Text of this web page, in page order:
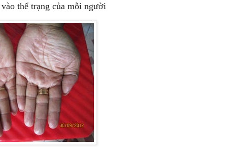
thể trạng của mỗi người